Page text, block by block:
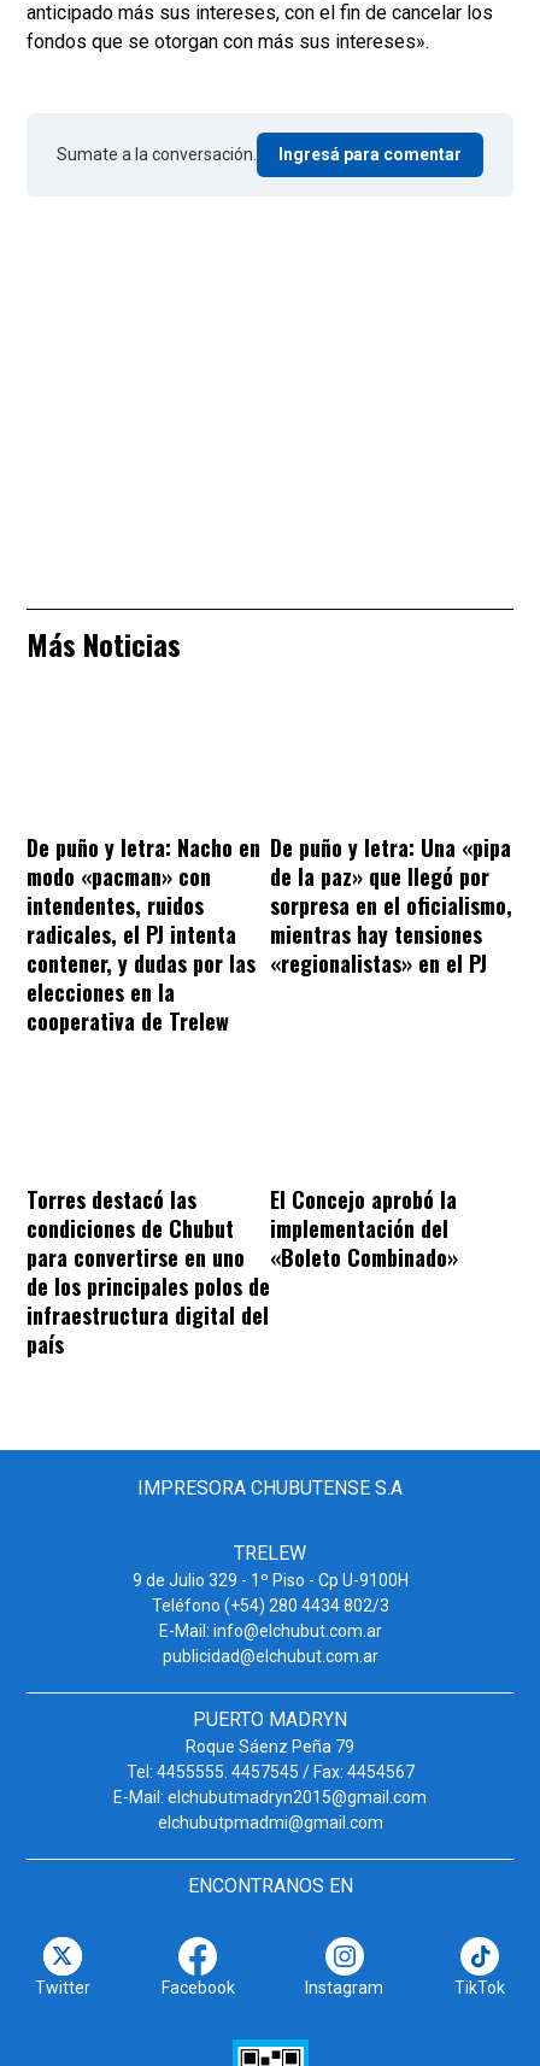
anticipado más sus intereses, con el fin de cancelar los
fondos que se otorgan con más sus intereses».
Sumate a la conversación. Ingresá para comentar
Más Noticias
De puño y letra: Nacho en
modo «pacman» con
intendentes, ruidos
radicales, el PJ intenta
contener, y dudas por las
elecciones en la
cooperativa de Trelew
De puño y letra: Una «pipa
de la paz» que llegó por
sorpresa en el oficialismo,
mientras hay tensiones
«regionalistas» en el PJ
Torres destacó las
condiciones de Chubut
para convertirse en uno
de los principales polos de
infraestructura digital del
país
El Concejo aprobó la
implementación del
«Boleto Combinado»
IMPRESORA CHUBUTENSE S.A
TRELEW
9 de Julio 329 - 1º Piso - Cp U-9100H
Teléfono (+54) 280 4434 802/3
E-Mail: info@elchubut.com.ar
publicidad@elchubut.com.ar
PUERTO MADRYN
Roque Sáenz Peña 79
Tel: 4455555. 4457545 / Fax: 4454567
E-Mail: elchubutmadryn2015@gmail.com
elchubutpmadmi@gmail.com
ENCONTRANOS EN
Twitter Facebook Instagram TikTok